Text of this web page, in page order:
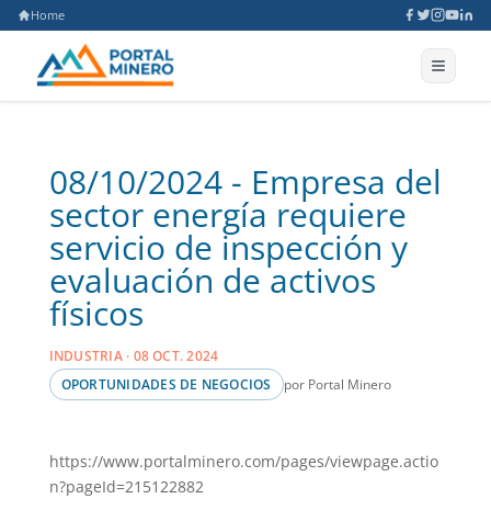
Home
08/10/2024 - Empresa del
sector energía requiere
servicio de inspección y
evaluación de activos
físicos
INDUSTRIA · 08 OCT. 2024
OPORTUNIDADES DE NEGOCIOS
por Portal Minero
https://www.portalminero.com/pages/viewpage.actio
n?pageId=215122882